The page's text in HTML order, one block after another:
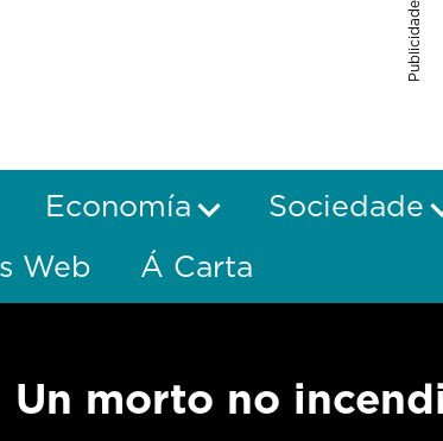
Publicidade
Economía Sociedade
Web
Á Carta
Un morto no